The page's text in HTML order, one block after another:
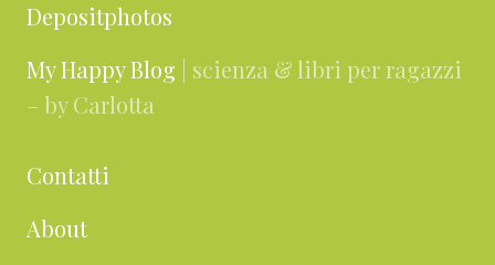
Depositphotos
My Happy Blog | scienza & libri per ragazzi
– by Carlotta
Contatti
About